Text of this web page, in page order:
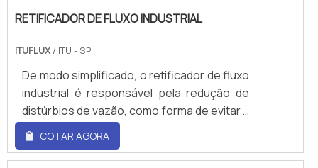
RETIFICADOR DE FLUXO INDUSTRIAL
ITUFLUX / ITU - SP
De modo simplificado, o retificador de fluxo
industrial é responsável pela redução de
distúrbios de vazão, como forma de evitar a
rotação de fluido dentro de tubulações e
linhas de produção nos mais variados
setores industriais. Dessa maneira, é
COTAR AGORA